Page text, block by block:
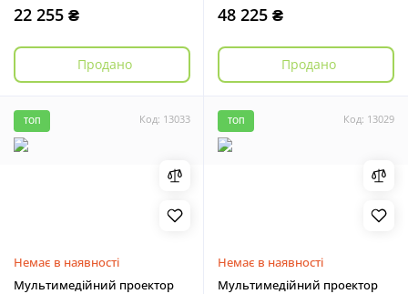
22 255 ₴
Продано
48 225 ₴
Продано
Код: 13033
ТОП
Немає в наявності
Мультимедійний проектор
Код: 13029
ТОП
Немає в наявності
Мультимедійний проектор